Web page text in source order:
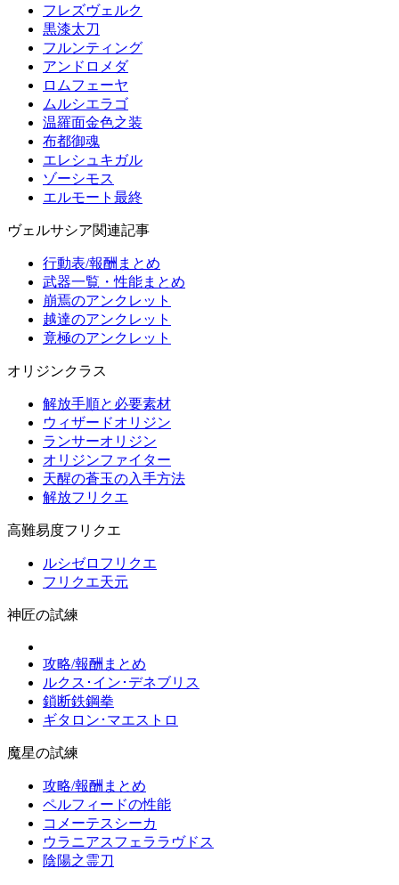
フレズヴェルク
黒漆太刀
フルンティング
アンドロメダ
ロムフェーヤ
ムルシエラゴ
温羅面金色之装
布都御魂
エレシュキガル
ゾーシモス
エルモート最終
ヴェルサシア関連記事
行動表/報酬まとめ
武器一覧・性能まとめ
崩焉のアンクレット
越達のアンクレット
竟極のアンクレット
オリジンクラス
解放手順と必要素材
ウィザードオリジン
ランサーオリジン
オリジンファイター
天醒の蒼玉の入手方法
解放フリクエ
高難易度フリクエ
ルシゼロフリクエ
フリクエ天元
神匠の試練
攻略/報酬まとめ
ルクス･イン･デネブリス
鎖断鉄鋼拳
ギタロン･マエストロ
魔星の試練
攻略/報酬まとめ
ペルフィードの性能
コメーテスシーカ
ウラニアスフェララヴドス
陰陽之霊刀